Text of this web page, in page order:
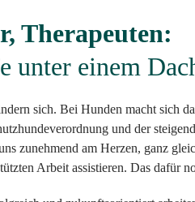
Therapeuten:
unter einem
sich. Bei Hunden macht sich
und der
zunehmend am Herzen, ganz
Arbeit assistieren. Das dafür